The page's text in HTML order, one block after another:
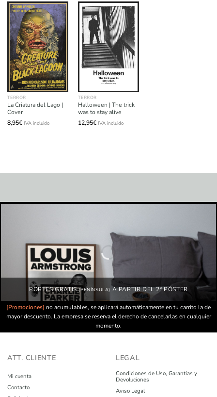
TERROR
La Criatura del Lago |
Cover
8,95€ IVA incluido
TERROR
Halloween | The trick
was to stay alive
12,95€ IVA incluido
PORTES GRATIS(PENÍNSULA) A PARTIR DEL 2º PÓSTER
[Promociones] no acumulables, se aplicará automáticamente en tu carrito la de
mayor descuento. La empresa se reserva el derecho de cancelarlas en cualquier
momento.
ATT. CLIENTE
Mi cuenta
Contacto
LEGAL
Condiciones de Uso, Garantías y
Devoluciones
Aviso Legal